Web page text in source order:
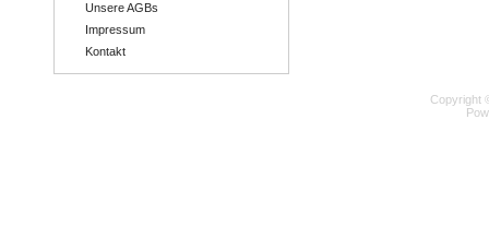
Unsere AGBs
Impressum
Kontakt
Copyright